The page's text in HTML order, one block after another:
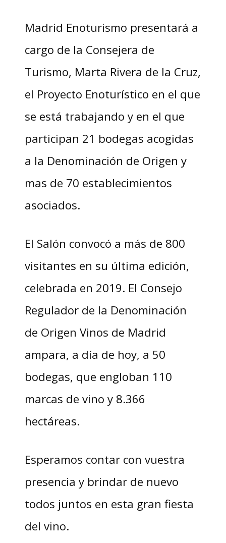
Madrid Enoturismo presentará a
cargo de la Consejera de
Turismo, Marta Rivera de la Cruz,
el Proyecto Enoturístico en el que
se está trabajando y en el que
participan 21 bodegas acogidas
a la Denominación de Origen y
mas de 70 establecimientos
asociados.
El Salón convocó a más de 800
visitantes en su última edición,
celebrada en 2019. El Consejo
Regulador de la Denominación
de Origen Vinos de Madrid
ampara, a día de hoy, a 50
bodegas, que engloban 110
marcas de vino y 8.366
hectáreas.
Esperamos contar con vuestra
presencia y brindar de nuevo
todos juntos en esta gran fiesta
del vino.